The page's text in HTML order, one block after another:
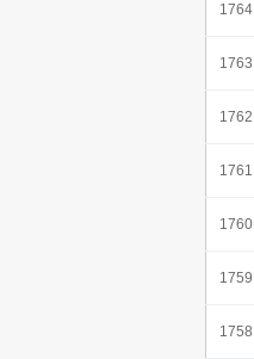
1764
1763
1762
1761
1760
1759
1758